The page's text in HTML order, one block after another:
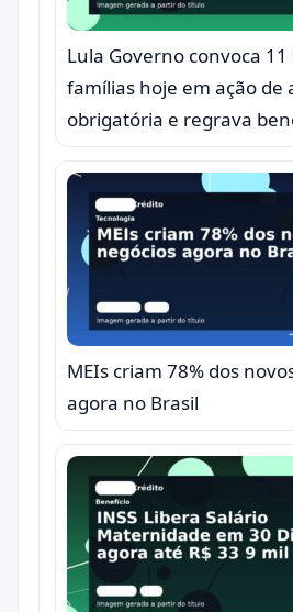
Lula Governo convoca
famílias hoje em ação de
obrigatória e regrava
MEIs criam 78% dos
agora no Brasil